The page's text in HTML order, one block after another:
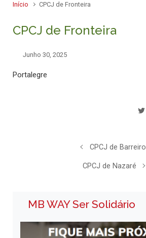
Início CPCJ de Fronteira
CPCJ de Fronteira
Junho 30, 2025
Portalegre
CPCJ de Barreiro
CPCJ de Nazaré
MB WAY Ser Solidário